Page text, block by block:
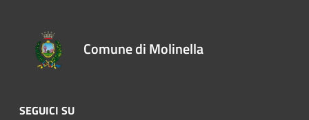
Comune di Molinella
SEGUICI SU